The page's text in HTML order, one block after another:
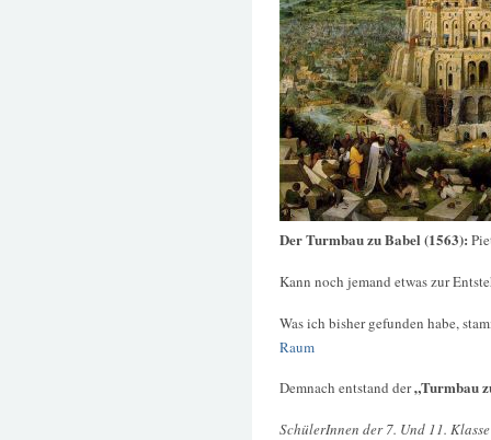
Der Turmbau zu Babel (1563):
Kann noch jemand etwas zur
Was ich bisher gefunden habe,
Raum
Demnach entstand der„Turmbau
SchülerInnen der 7. Und 11.